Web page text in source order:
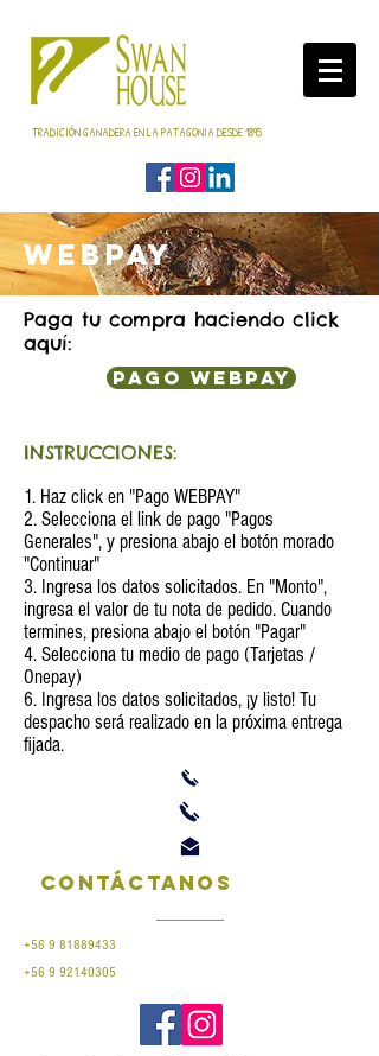
TRADICIÓN GANADERA EN LA PATAGONIA DESDE 1895
WEBPAY
Paga tu compra haciendo click
aquí:
PAGO WEBPAY
INSTRUCCIONES:
1. Haz click en "Pago WEBPAY"
2. Selecciona el link de pago "Pagos
Generales", y presiona abajo el botón morado
"Continuar"
3. Ingresa los datos solicitados. En "Monto",
ingresa el valor de tu nota de pedido. Cuando
termines, presiona abajo el botón "Pagar"
4. Selecciona tu medio de pago (Tarjetas /
Onepay)
6. Ingresa los datos solicitados, ¡y listo! Tu
despacho será realizado en la próxima entrega
fijada.
Contáctanos
+56 9 81889433
+56 9 92140305